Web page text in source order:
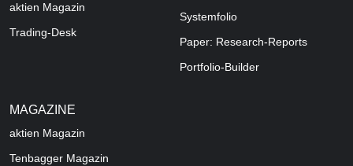
aktien Magazin
Trading-Desk
Systemfolio
Paper: Research-Reports
Portfolio-Builder
MAGAZINE
aktien Magazin
Tenbagger Magazin